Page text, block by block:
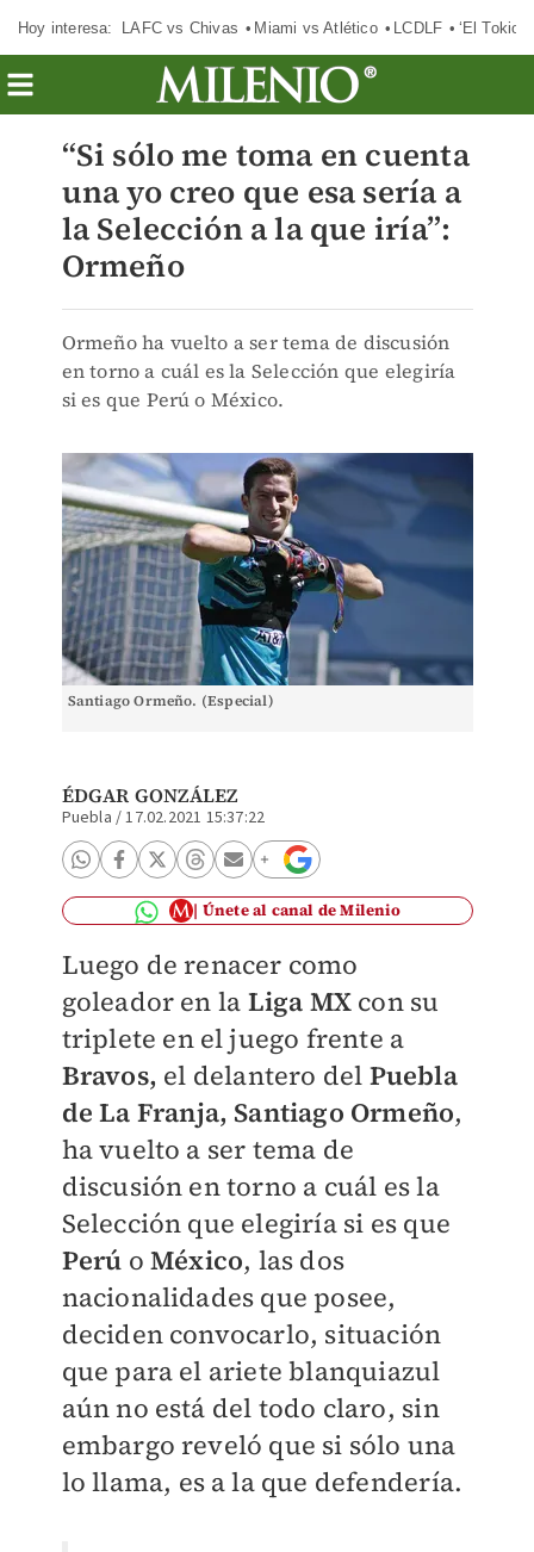
Hoy interesa: LAFC vs Chivas Miami vs Atlético LCDLF ‘El Tokio’
“Si sólo me toma en cuenta
una yo creo que esa sería a
la Selección a la que iría”:
Ormeño
Ormeño ha vuelto a ser tema de discusión
en torno a cuál es la Selección que elegiría
si es que Perú o México.
Santiago Ormeño. (Especial)
ÉDGAR GONZÁLEZ
Puebla /17.02.2021 15:37:22
Únete al canal de Milenio
Luego de renacer como
goleador en la Liga MXcon su
triplete en el juego frente a
Bravos, el delantero del Puebla
de La Franja, Santiago Ormeño,
ha vuelto a ser tema de
discusión en torno a cuál es la
Selección que elegiría si es que
Perú o México, las dos
nacionalidades que posee,
deciden convocarlo, situación
que para el ariete blanquiazul
aún no está del todo claro, sin
embargo reveló que si sólo una
lo llama, es a la que defendería.